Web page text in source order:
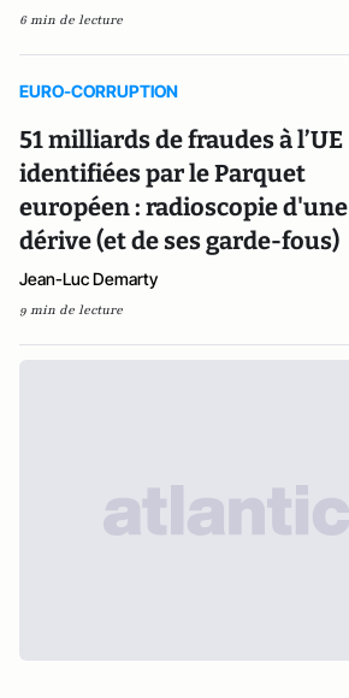
6 min de lecture
EURO-CORRUPTION
51 milliards de fraudes à l’UE
identifiées par le Parquet
européen : radioscopie d'une
dérive (et de ses garde-fous)
Jean-Luc Demarty
9 min de lecture